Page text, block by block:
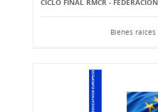
CICLO FINAL RMCR -
Bienes raíces